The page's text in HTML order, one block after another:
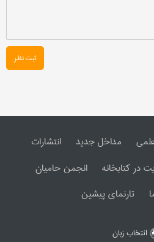
ثبت نظر
مداخل جدید
انتشارات
در کتابخانه
انجمن حامیان
تارنمای پیشین
انتخاب زبان